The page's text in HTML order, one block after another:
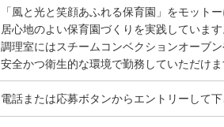
「風と光と笑顔あふれる保育園」をモット
居心地のよい保育園づくりを実践しています
調理室にはスチームコンベクションオーブ
安全かつ衛生的な環境で勤務していただけま
電話または応募ボタンからエントリーして下